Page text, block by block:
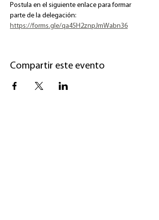
Postula en el siguiente enlace para formar
parte de la delegación:
https://forms.gle/qa45H2znpJmWabn36
Compartir este evento